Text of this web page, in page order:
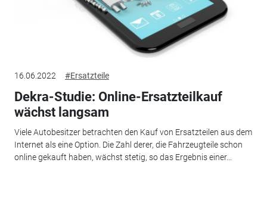
16.06.2022 #Ersatzteile
Dekra-Studie: Online-Ersatzteilkauf
wächst langsam
Viele Autobesitzer betrachten den Kauf von Ersatzteilen aus dem
Internet als eine Option. Die Zahl derer, die Fahrzeugteile schon
online gekauft haben, wächst stetig, so das Ergebnis einer...